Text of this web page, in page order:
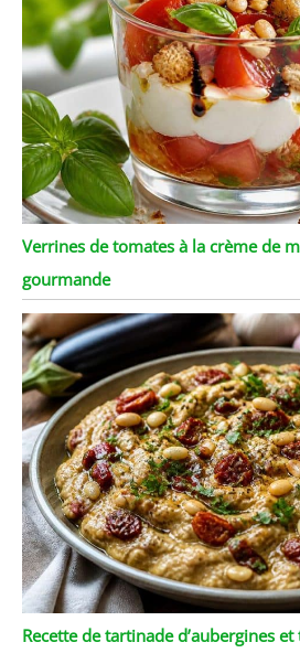
Verrines de tomates à la crème de
gourmande
Recette de tartinade d’aubergines